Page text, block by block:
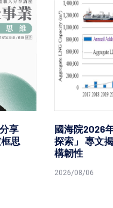
享
思
國海院2026
探索」 專文
構韌性
2026/08/06